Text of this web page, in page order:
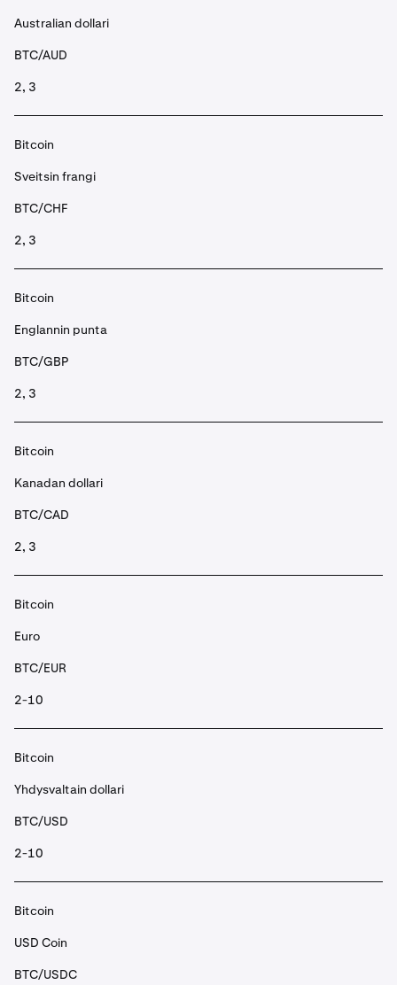
Australian dollari
BTC/AUD
2, 3
Bitcoin
Sveitsin frangi
BTC/CHF
2, 3
Bitcoin
Englannin punta
BTC/GBP
2, 3
Bitcoin
Kanadan dollari
BTC/CAD
2, 3
Bitcoin
Euro
BTC/EUR
2-10
Bitcoin
Yhdysvaltain dollari
BTC/USD
2-10
Bitcoin
USD Coin
BTC/USDC